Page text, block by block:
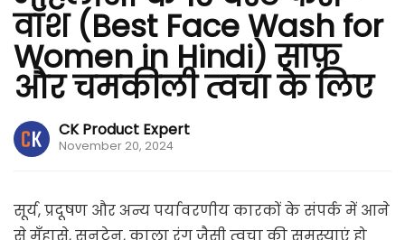
वॉश (Best Face Wash for
Women in Hindi) साफ़
और चमकीली त्वचा के लिए
CK Product Expert
November 20, 2024
सूर्य, प्रदूषण और अन्य पर्यावरणीय कारकों के संपर्क में आने